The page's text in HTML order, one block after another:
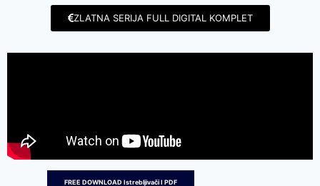
ZLATNA SERIJA FULL DIGITAL KOMPLET
FREE DOWNLOAD Istrebljivači I PDF